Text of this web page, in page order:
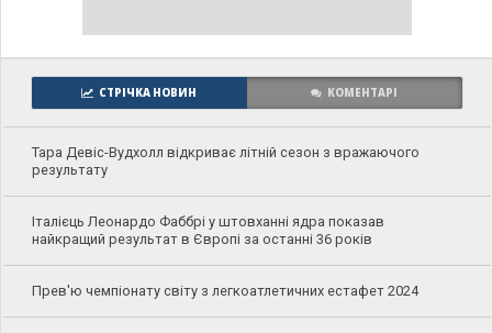
СТРІЧКА НОВИН КОМЕНТАРІ
Тара Девіс-Вудхолл відкриває літній сезон з вражаючого
результату
Італієць Леонардо Фаббрі у штовханні ядра показав
найкращий результат в Європі за останні 36 років
Прев'ю чемпіонату світу з легкоатлетичних естафет 2024